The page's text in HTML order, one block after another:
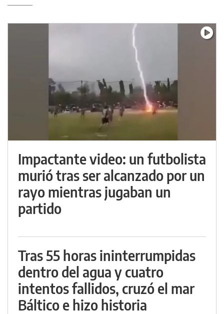
Impactante video: un futbolista
murió tras ser alcanzado por un
rayo mientras jugaban un
partido
Tras 55 horas ininterrumpidas
dentro del agua y cuatro
intentos fallidos, cruzó el mar
Báltico e hizo historia